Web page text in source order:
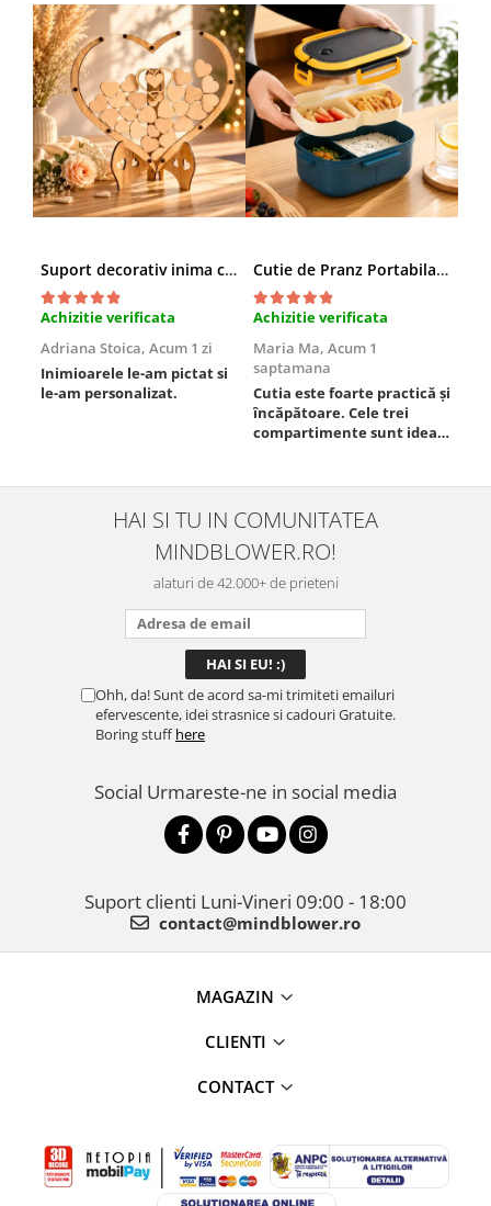
Suport decorativ inima cu mesaje, Cadou cu suflet
Achizitie verificata
Adriana Stoica, Acum 1 zi
Inimioarele le-am pictat si
le-am personalizat.
Cutie de Pranz Portabila cu Compartimente
Achizitie verificata
Maria Ma, Acum 1
saptamana
Cutia este foarte practică și
încăpătoare. Cele trei
compartimente sunt ideale
este sigură, fără scurgeri. O
folosesc aproape zilnic la
serviciu și sunt foarte
mulțumită.
HAI SI TU IN COMUNITATEA
MINDBLOWER.RO!
alaturi de 42.000+ de prieteni
Ohh, da! Sunt de acord sa-mi trimiteti emailuri
efervescente, idei strasnice si cadouri Gratuite.
Boring stuffhere
Social Urmareste-ne in social media
Suport clienti Luni-Vineri 09:00 - 18:00
contact@mindblower.ro
MAGAZIN
CLIENTI
CONTACT